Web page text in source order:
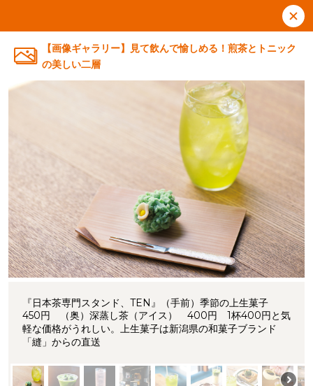
【画像ギャラリー】見て飲んで愉しめる！煎茶とトニック
の美しい二層
『日本茶専門スタンド、TEN』（手前）季節の上生菓子
450円 （奥）深蒸し茶（アイス） 400円 1杯400円と気
軽な価格がうれしい。上生菓子は新潟県の和菓子ブランド
「縫」からの直送